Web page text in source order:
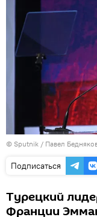
© Sputnik / Павел
Подписаться
Турецкий
Франции